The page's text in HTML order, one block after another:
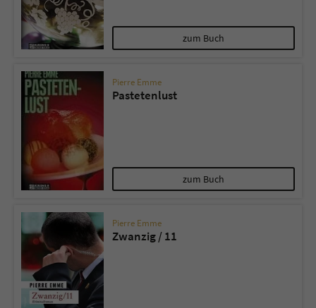
zum Buch
Pierre Emme
Pastetenlust
zum Buch
Pierre Emme
Zwanzig / 11